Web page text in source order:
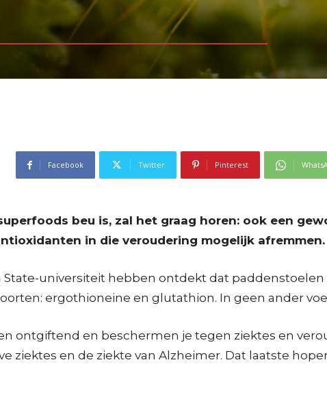
Facebook Twitter Pinterest
beu is, zal het graag horen: ook een
in die veroudering mogelijk afremmen.
universiteit hebben ontdekt dat
ergothioneine en glutathion. In geen ander
ontgiftend en beschermen je tegen ziektes en
ziektes en de ziekte van Alzheimer. Dat laatste